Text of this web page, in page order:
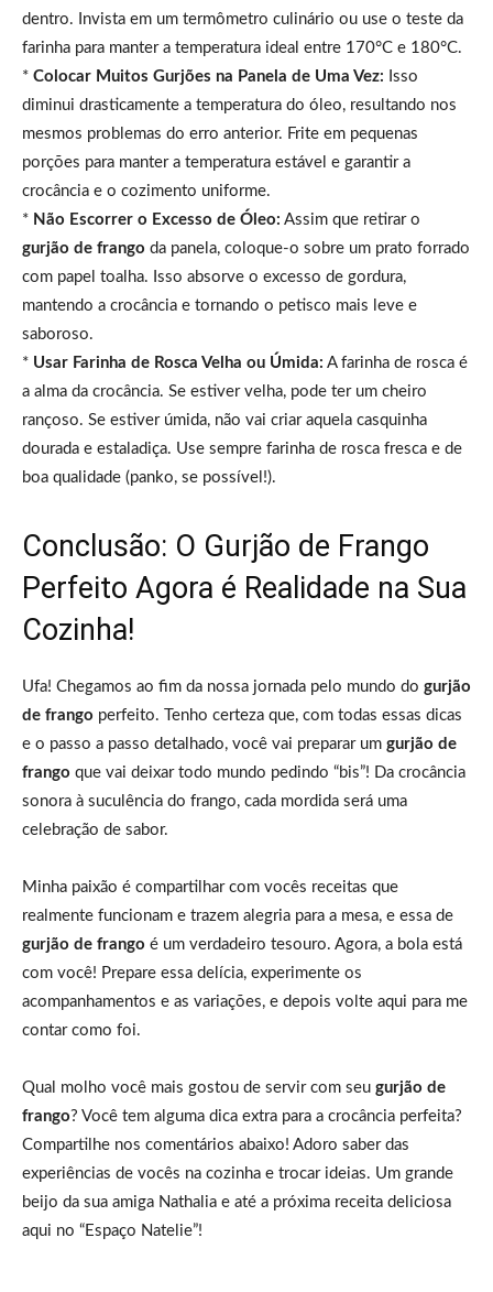
dentro. Invista em um termômetro culinário ou use o teste da
farinha para manter a temperatura ideal entre 170°C e 180°C.
* Colocar Muitos Gurjões na Panela de Uma Vez: Isso
diminui drasticamente a temperatura do óleo, resultando nos
mesmos problemas do erro anterior. Frite em pequenas
porções para manter a temperatura estável e garantir a
crocância e o cozimento uniforme.
* Não Escorrer o Excesso de Óleo: Assim que retirar o
gurjão de frango da panela, coloque-o sobre um prato forrado
com papel toalha. Isso absorve o excesso de gordura,
mantendo a crocância e tornando o petisco mais leve e
saboroso.
* Usar Farinha de Rosca Velha ou Úmida: A farinha de rosca é
a alma da crocância. Se estiver velha, pode ter um cheiro
rançoso. Se estiver úmida, não vai criar aquela casquinha
dourada e estaladiça. Use sempre farinha de rosca fresca e de
boa qualidade (panko, se possível!).
Conclusão: O Gurjão de Frango
Perfeito Agora é Realidade na Sua
Cozinha!
Ufa! Chegamos ao fim da nossa jornada pelo mundo do gurjão
de frango perfeito. Tenho certeza que, com todas essas dicas
e o passo a passo detalhado, você vai preparar um gurjão de
frango que vai deixar todo mundo pedindo “bis”! Da crocância
sonora à suculência do frango, cada mordida será uma
celebração de sabor.
Minha paixão é compartilhar com vocês receitas que
realmente funcionam e trazem alegria para a mesa, e essa de
gurjão de frango é um verdadeiro tesouro. Agora, a bola está
com você! Prepare essa delícia, experimente os
acompanhamentos e as variações, e depois volte aqui para me
contar como foi.
Qual molho você mais gostou de servir com seu gurjão de
frango? Você tem alguma dica extra para a crocância perfeita?
Compartilhe nos comentários abaixo! Adoro saber das
experiências de vocês na cozinha e trocar ideias. Um grande
beijo da sua amiga Nathalia e até a próxima receita deliciosa
aqui no “Espaço Natelie”!